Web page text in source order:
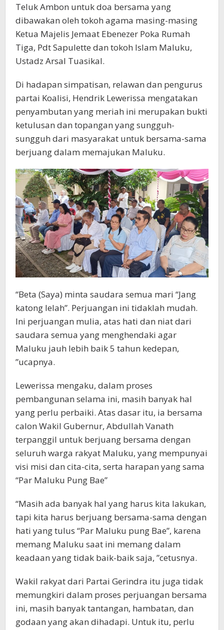
Teluk Ambon untuk doa bersama yang
dibawakan oleh tokoh agama masing-masing
Ketua Majelis Jemaat Ebenezer Poka Rumah
Tiga, Pdt Sapulette dan tokoh Islam Maluku,
Ustadz Arsal Tuasikal.
Di hadapan simpatisan, relawan dan pengurus
partai Koalisi, Hendrik Lewerissa mengatakan
penyambutan yang meriah ini merupakan bukti
ketulusan dan topangan yang sungguh-
sungguh dari masyarakat untuk bersama-sama
berjuang dalam memajukan Maluku.
“Beta (Saya) minta saudara semua mari “Jang
katong lelah”. Perjuangan ini tidaklah mudah.
Ini perjuangan mulia, atas hati dan niat dari
saudara semua yang menghendaki agar
Maluku jauh lebih baik 5 tahun kedepan,
”ucapnya.
Lewerissa mengaku, dalam proses
pembangunan selama ini, masih banyak hal
yang perlu perbaiki. Atas dasar itu, ia bersama
calon Wakil Gubernur, Abdullah Vanath
terpanggil untuk berjuang bersama dengan
seluruh warga rakyat Maluku, yang mempunyai
visi misi dan cita-cita, serta harapan yang sama
“Par Maluku Pung Bae”
“Masih ada banyak hal yang harus kita lakukan,
tapi kita harus berjuang bersama-sama dengan
hati yang tulus “Par Maluku pung Bae”, karena
memang Maluku saat ini memang dalam
keadaan yang tidak baik-baik saja, ”cetusnya.
Wakil rakyat dari Partai Gerindra itu juga tidak
memungkiri dalam proses perjuangan bersama
ini, masih banyak tantangan, hambatan, dan
godaan yang akan dihadapi. Untuk itu, perlu